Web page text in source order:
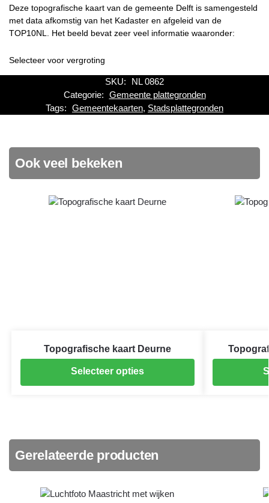
Deze topografische kaart van de gemeente Delft is samengesteld
met data afkomstig van het Kadaster en afgeleid van de
TOP10NL. Het beeld bevat zeer veel informatie waaronder:
Selecteer voor vergroting
SKU:
NL 0862
Categorie: Gemeente plattegronden
Tags: Gemeentekaarten, Stadsplattegronden
Ook veel bekeken
Topografische kaart Deurne
Selecteer opties
Gerelateerde producten